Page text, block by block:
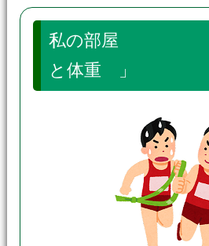
私の部屋
と体重 」